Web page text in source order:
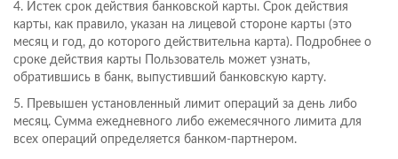
4. Истек срок действия банковской карты. Срок действия
карты, как правило, указан на лицевой стороне карты (это
месяц и год, до которого действительна карта). Подробнее о
сроке действия карты Пользователь может узнать,
обратившись в банк, выпустивший банковскую карту.
5. Превышен установленный лимит операций за день либо
месяц. Сумма ежедневного либо ежемесячного лимита для
всех операций определяется банком-партнером.